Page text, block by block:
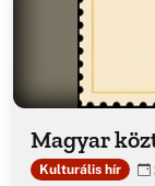
Magyar
Kulturális hír